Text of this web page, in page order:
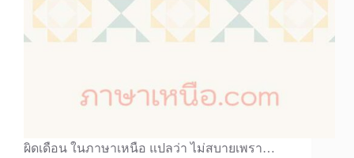
ผิดเดือน ในภาษาเหนือ แปลว่า ไม่สบายเพรา…